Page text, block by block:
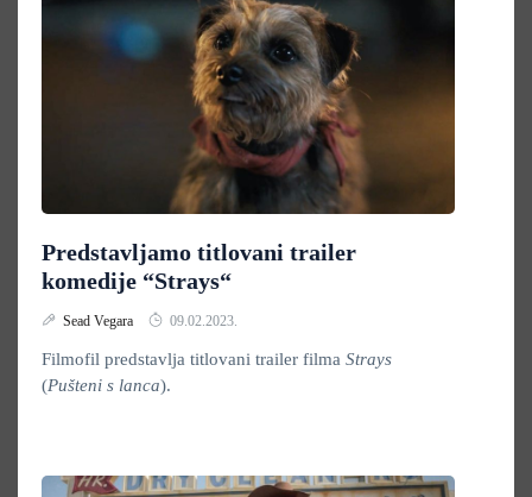
Predstavljamo titlovani trailer
komedije “Strays“
Sead Vegara 09.02.2023.
Filmofil predstavlja titlovani trailer filma Strays
(Pušteni s lanca).